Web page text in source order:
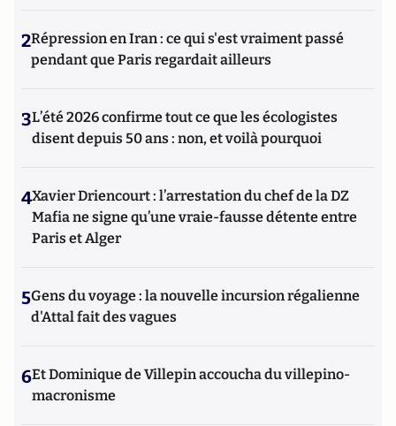
2Répression en Iran : ce qui s'est vraiment passé
pendant que Paris regardait ailleurs
3L’été 2026 confirme tout ce que les écologistes
disent depuis 50 ans : non, et voilà pourquoi
4Xavier Driencourt : l’arrestation du chef de la DZ
Mafia ne signe qu’une vraie-fausse détente entre
Paris et Alger
5Gens du voyage : la nouvelle incursion régalienne
d'Attal fait des vagues
6Et Dominique de Villepin accoucha du villepino-
macronisme